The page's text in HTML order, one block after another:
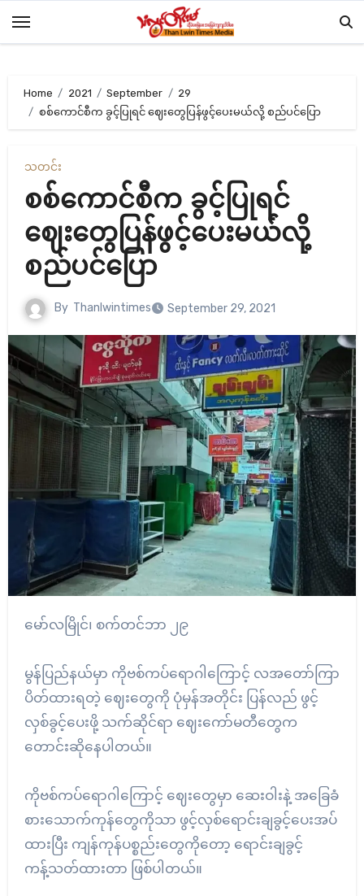
Home 2021 September
29
စစ်ကောင်စီက ခွင့်ပြုရင် ဈေးတွေပြန်ဖွင့်ပေးမယ်လို့ စည်ပင်ပြော
သတင်း
စစ်ကောင်စီက ခွင့်ပြုရင်
ဈေးတွေပြန်ဖွင့်ပေးမယ်လို့
စည်ပင်ပြော
By Thanlwintimes September 29, 2021
မော်လမြိုင်၊ စက်တင်ဘာ ၂၉
မွန်ပြည်နယ်မှာ ကိုဗစ်ကပ်ရောဂါကြောင့် လအတော်ကြာ
ပိတ်ထားရတဲ့ ဈေးတွေကို ပုံမှန်အတိုင်း ပြန်လည် ဖွင့်
လှစ်ခွင့်ပေးဖို့ သက်ဆိုင်ရာ ဈေးကော်မတီတွေက
တောင်းဆိုနေပါတယ်။
ကိုဗစ်ကပ်ရောဂါကြောင့် ဈေးတွေမှာ ဆေးဝါးနဲ့ အခြေခံ
စားသောက်ကုန်တွေကိုသာ ဖွင့်လှစ်ရောင်းချခွင့်ပေးအပ်
ထားပြီး ကျန်ကုန်ပစ္စည်းတွေကိုတော့ ရောင်းချခွင့်
ကန့်သတ်ထားတာ ဖြစ်ပါတယ်။